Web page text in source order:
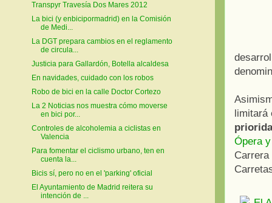
Ópera
Transpyr Travesía Dos Mares 2012
La bici (y enbicipormadrid) en la Comisión
de Medi...
La DGT prepara cambios en el reglamento
de circula...
Justicia para Gallardón, Botella alcaldesa
En navidades, cuidado con los robos
Robo de bici en la calle Doctor Cortezo
La 2 Noticias nos muestra cómo moverse
en bici por...
Controles de alcoholemia a ciclistas en
Valencia
Para fomentar el ciclismo urbano, ten en
cuenta la...
Bicis sí, pero no en el 'parking' oficial
El Ayuntamiento de Madrid reitera su
intención de ...